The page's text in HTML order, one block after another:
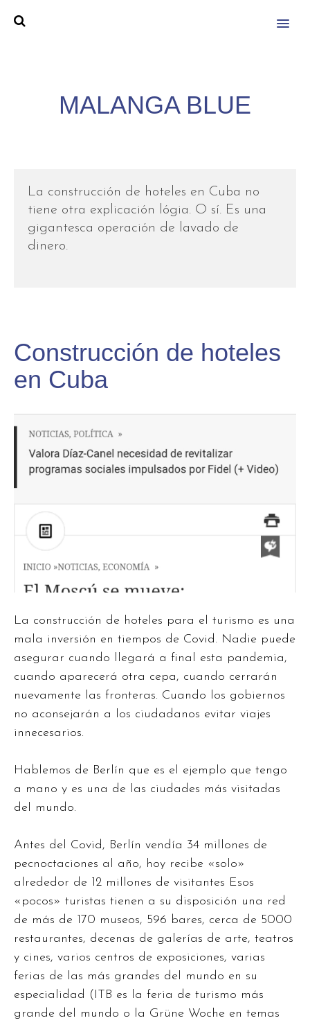
MENU
MALANGA BLUE
La construcción de hoteles en Cuba no
tiene otra explicación lógia. O sí. Es una
gigantesca operación de lavado de
dinero.
Construcción de hoteles
en Cuba
La construcción de hoteles para el turismo es una
mala inversión en tiempos de Covid. Nadie puede
asegurar cuando llegará a final esta pandemia,
cuando aparecerá otra cepa, cuando cerrarán
nuevamente las fronteras. Cuando los gobiernos
no aconsejarán a los ciudadanos evitar viajes
innecesarios.
Hablemos de Berlín que es el ejemplo que tengo
a mano y es una de las ciudades más visitadas
del mundo.
Antes del Covid, Berlín vendía 34 millones de
pecnoctaciones al año, hoy recibe «solo»
alrededor de 12 millones de visitantes Esos
«pocos» turistas tienen a su disposición una red
de más de 170 museos, 596 bares, cerca de 5000
restaurantes, decenas de galerías de arte, teatros
y cines, varios centros de exposiciones, varias
ferias de las más grandes del mundo en su
especialidad (ITB es la feria de turismo más
grande del mundo o la Grüne Woche en temas